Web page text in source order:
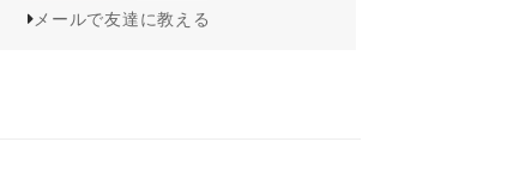
メールで友達に教える